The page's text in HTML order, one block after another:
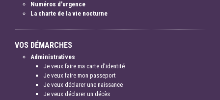
Numéros d'urgence
La charte de la vie nocturne
VOS DÉMARCHES
Administratives
Je veux faire ma carte d'identité
Je veux faire mon passeport
Je veux déclarer une naissance
Je veux déclarer un décès